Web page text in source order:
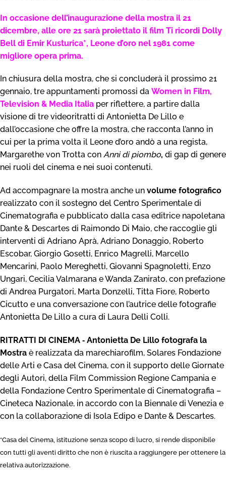
In occasione dell’inaugurazione della mostra il 21
dicembre, alle ore 21 sarà proiettato il film Ti ricordi Dolly
Bell di Emir Kusturica*, Leone d’oro nel 1981 come
migliore opera prima.
In chiusura della mostra, che si concluderà il prossimo 21
gennaio, tre appuntamenti promossi da Women in Film,
Television & Media Italia per riflettere, a partire dalla
visione di tre videoritratti di Antonietta De Lillo e
dall’occasione che offre la mostra, che racconta l’anno in
cui per la prima volta il Leone d’oro andò a una regista,
Margarethe von Trotta con Anni di piombo, di gap di genere
nei ruoli del cinema e nei suoi contenuti.
Ad accompagnare la mostra anche un volume fotografico
realizzato con il sostegno del Centro Sperimentale di
Cinematografia e pubblicato dalla casa editrice napoletana
Dante & Descartes di Raimondo Di Maio, che raccoglie gli
interventi di Adriano Aprà, Adriano Donaggio, Roberto
Escobar, Giorgio Gosetti, Enrico Magrelli, Marcello
Mencarini, Paolo Mereghetti, Giovanni Spagnoletti, Enzo
Ungari, Cecilia Valmarana e Wanda Zanirato, con prefazione
di Andrea Purgatori, Marta Donzelli, Titta Fiore, Roberto
Cicutto e una conversazione con l’autrice delle fotografie
Antonietta De Lillo a cura di Laura Delli Colli.
RITRATTI DI CINEMA ‐ Antonietta De Lillo fotografa la
Mostra è realizzata da marechiarofilm, Solares Fondazione
delle Arti e Casa del Cinema, con il supporto delle Giornate
degli Autori, della Film Commission Regione Campania e
della Fondazione Centro Sperimentale di Cinematografia –
Cineteca Nazionale, in accordo con la Biennale di Venezia e
con la collaborazione di Isola Edipo e Dante & Descartes.
*Casa del Cinema, istituzione senza scopo di lucro, si rende disponibile
con tutti gli aventi diritto che non è riuscita a raggiungere per ottenere la
relativa autorizzazione.